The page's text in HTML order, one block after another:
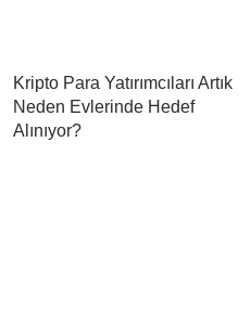
Kripto Para Yatırımcıları Artık
Neden Evlerinde Hedef
Alınıyor?